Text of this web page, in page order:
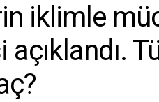
iklimle
açıklandı.